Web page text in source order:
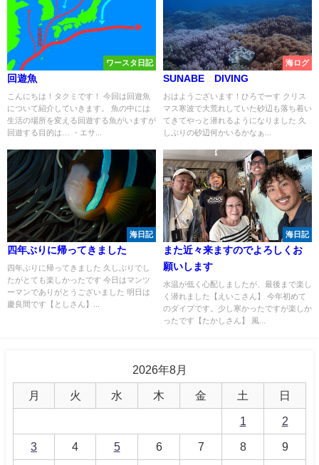
ワースタ日記
回遊魚
こんにちは！タクミです！ 今回は回遊魚
について紹介していきます。 魚の中には
生活の場所を変える回遊する魚がいますが
回遊する目的は… ・エサ...
海ログ
SUNABE DIVING
おはようございます！ひろでーす クリス
マス寒波で大荒れしていた砂辺も落ち着い
てきてやっと潜れるようになりました 久
しぶりの砂辺何かいるかなぁ...
海日記
四年ぶりに帰ってきました
四年ぶりに帰ってきました 久しぶりでし
たがとても楽しかったです 今日はマンツ
ーマンでありがとうございました 明日は
慶良間です【としさん】...
海日記
また近々来ますのでよろしくお
願いします
水温が低く心配しましたが、最後まで楽し
く潜れました【えいこさん】 今年初めて
のダイブです。少し寒かったですが楽しか
ったです【たかしさん】 風...
2026年8月
月 火 水 木 金 土 日
1 2
3 4 5 6 7 8 9